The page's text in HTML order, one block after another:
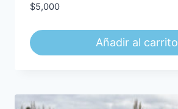
$5,000
Añadir al carrito